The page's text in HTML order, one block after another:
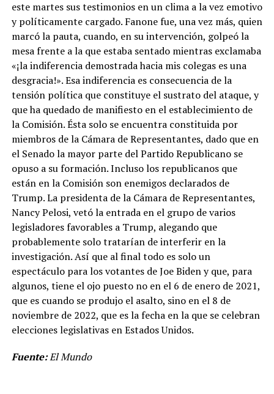
este martes sus testimonios en un clima a la vez emotivo
y políticamente cargado. Fanone fue, una vez más, quien
marcó la pauta, cuando, en su intervención, golpeó la
mesa frente a la que estaba sentado mientras exclamaba
«¡la indiferencia demostrada hacia mis colegas es una
desgracia!». Esa indiferencia es consecuencia de la
tensión política que constituye el sustrato del ataque, y
que ha quedado de manifiesto en el establecimiento de
la Comisión. Ésta solo se encuentra constituida por
miembros de la Cámara de Representantes, dado que en
el Senado la mayor parte del Partido Republicano se
opuso a su formación. Incluso los republicanos que
están en la Comisión son enemigos declarados de
Trump. La presidenta de la Cámara de Representantes,
Nancy Pelosi, vetó la entrada en el grupo de varios
legisladores favorables a Trump, alegando que
probablemente solo tratarían de interferir en la
investigación. Así que al final todo es solo un
espectáculo para los votantes de Joe Biden y que, para
algunos, tiene el ojo puesto no en el 6 de enero de 2021,
que es cuando se produjo el asalto, sino en el 8 de
noviembre de 2022, que es la fecha en la que se celebran
elecciones legislativas en Estados Unidos.
Fuente:El Mundo